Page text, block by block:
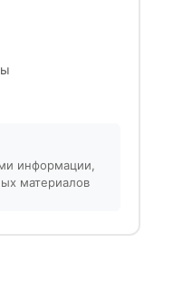
информации,
материалов